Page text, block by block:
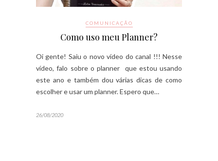
COMUNICAÇÃO
Como uso meu Planner?
Oi gente! Saiu o novo vídeo do canal !!! Nesse
vídeo, falo sobre o planner que estou usando
este ano e também dou várias dicas de como
escolher e usar um planner. Espero que…
26/08/2020